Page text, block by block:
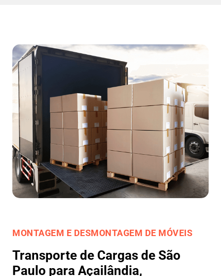
MONTAGEM E DESMONTAGEM DE MÓVEIS
Transporte de Cargas de São
Paulo para Açailândia,